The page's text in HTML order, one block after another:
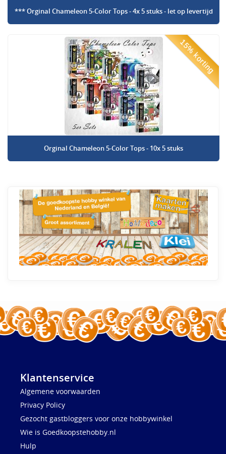
*** Orginal Chameleon 5-Color Tops - 4x 5 stuks - let op levertijd
15% korting
Orginal Chameleon 5-Color Tops - 10x 5 stuks
Klantenservice
Algemene voorwaarden
Privacy Policy
Gezocht gastbloggers voor onze hobbywinkel
Wie is Goedkoopstehobby.nl
Hulp